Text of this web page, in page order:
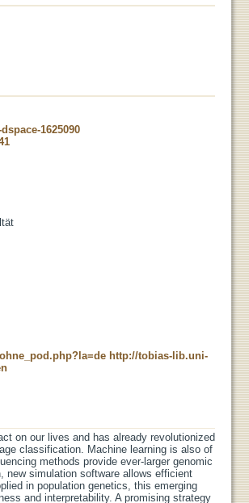
1625090
http://tobias-lib.uni-
on our lives and has already revolutionized
classification. Machine learning is also of
methods provide ever-larger genomic
new simulation software allows efficient
in population genetics, this emerging
and interpretability. A promising strategy